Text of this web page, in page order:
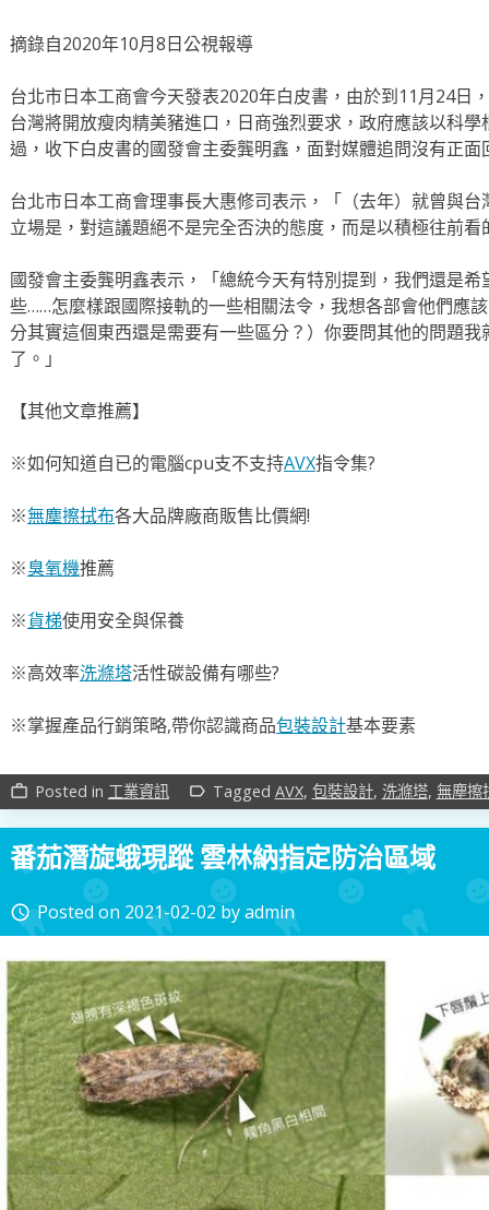
摘錄自2020年10月8日公視報導
台北市日本工商會今天發表2020年白皮書，由於到11月24日
台灣將開放瘦肉精美豬進口，日商強烈要求，政府應該以科
過，收下白皮書的國發會主委龔明鑫，面對媒體追問沒有正面
台北市日本工商會理事長大惠修司表示，「（去年）就曾與
立場是，對這議題絕不是完全否決的態度，而是以積極往前
國發會主委龔明鑫表示，「總統今天有特別提到，我們還是
些……怎麼樣跟國際接軌的一些相關法令，我想各部會他們應
分其實這個東西還是需要有一些區分？）你要問其他的問題
了。」
【其他文章推薦】
※如何知道自已的電腦cpu支不支持AVX指令集?
※無塵擦拭布各大品牌廠商販售比價網!
※臭氧機推薦
※貨梯使用安全與保養
※高效率洗滌塔活性碳設備有哪些?
※掌握產品行銷策略,帶你認識商品包裝設計基本要素
work_outline Posted in 工業資訊 label_outline Tagged AVX, 包裝設計, 洗滌塔, 無塵擦
番茄潛旋蛾現蹤 雲林納指定防治區域
access_time Posted on 2021-02-02 byadmin